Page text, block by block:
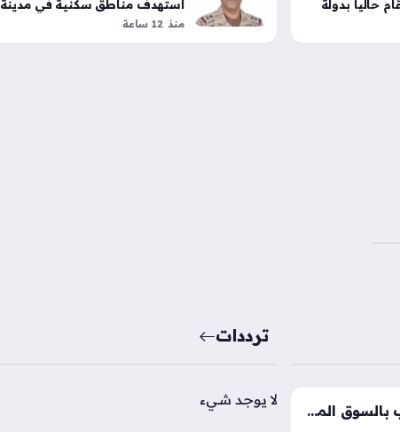
حالياً بدولة
استهدف مناطق سكنية في مدينة
نجران
منذ 12 ساعة
قفزة مفاجئة في أسعار الذهب بالسوق المحلي خلال تعاملات السبت بقيمة 25 جنيهًا
ترددات
لا يوجد شيء